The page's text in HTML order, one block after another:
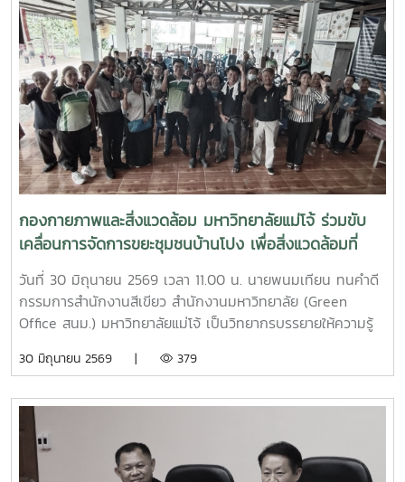
กองกายภาพและสิ่งแวดล้อม มหาวิทยาลัยแม่โจ้ ร่วมขับ
เคลื่อนการจัดการขยะชุมชนบ้านโปง เพื่อสิ่งแวดล้อมที่
ยั่งยืน
วันที่ 30 มิถุนายน 2569 เวลา 11.00 น. นายพนมเทียน ทนคำดี
กรรมการสำนักงานสีเขียว สำนักงานมหาวิทยาลัย (Green
Office สนม.) มหาวิทยาลัยแม่โจ้ เป็นวิทยากรบรรยายให้ความรู้
ถ่ายทอดแนวทางการเปลี่ยนเศษอาหารและขยะอินทรีย์ให้เป็นปุ๋ย
โอกาสนี้ ทีมงานจากงานสิ่งแวดล้อมและภัยพิบัติ กองกายภาพ
และสิ่งแวดล้อม ได้ร่วมสาธิตการทำปุ๋ยหมักใบไม้ในวงตาข่าย เพื่อ
เป็นแนวทางในการจัดการเศษวัสดุอินทรีย์ภายในครัวเรือนและ
ชุมชน โดยมีประชาชนชุมชนบ้านโปง และโรงเรียนในพื้นที่เข้าร่วม
30 มิถุนายน 2569 | 379